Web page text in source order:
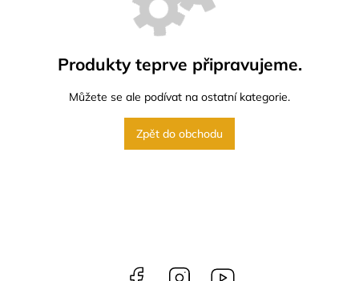
Produkty teprve připravujeme.
Můžete se ale podívat na ostatní kategorie.
Zpět do obchodu
Facebook Instagram